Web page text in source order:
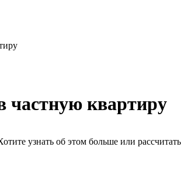
частную квартиру
узнать об этом больше или